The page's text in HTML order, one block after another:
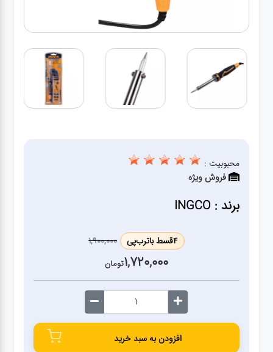
شارژی
ژنراتور
ابزار
بادی
تیغه و
محبوبیت :
فروش ویژه
برند : INGCO
4قسط باترب‌پی 1,900,000
1,720,000تومان
افزودن به سبد خرید